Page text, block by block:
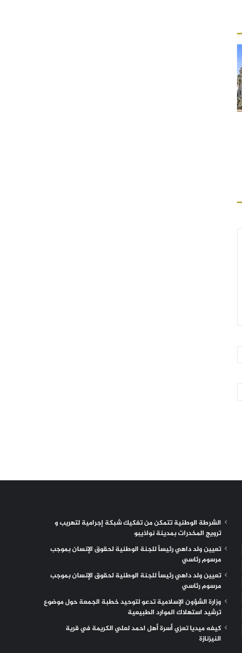
الشرطة الوطنية تتمكن من تفكيك شبكة إجرامية لتهريب و
ترويج المخدرات بمدينة نواذيبو
تعيين ولد داهي رئيساً للجنة الوطنية لحقوق الإنسان بموجب
مرسوم رئاسي
تعيين ولد داهي رئيساً للجنة الوطنية لحقوق الإنسان بموجب
مرسوم رئاسي
وزارة الشؤون الإسلامية تدعو لتوحيد خطبة الجمعة حول موضوع
ترشيد استهلاك الموارد الطبيعية
كيفه ميديا تعزي أسرة أهل احمد لعلي الكريمة في قرية
النيزنازة